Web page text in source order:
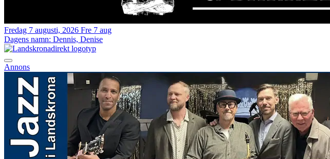
Fredag 7 augusti, 2026 Fre 7 aug
Dagens namn: Dennis, Denise
Annons